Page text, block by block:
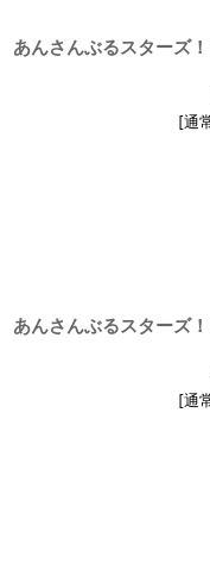
[通
[通